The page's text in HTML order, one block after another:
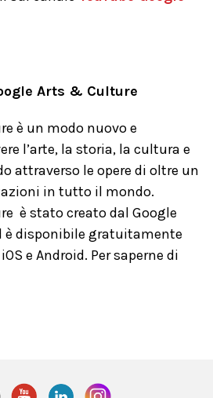
Arts & Culture
è un modo nuovo e
l’arte, la storia, la cultura e
attraverso le opere di oltre un
in tutto il mondo.
è stato creato dal Google
disponibile gratuitamente
e Android. Per saperne di